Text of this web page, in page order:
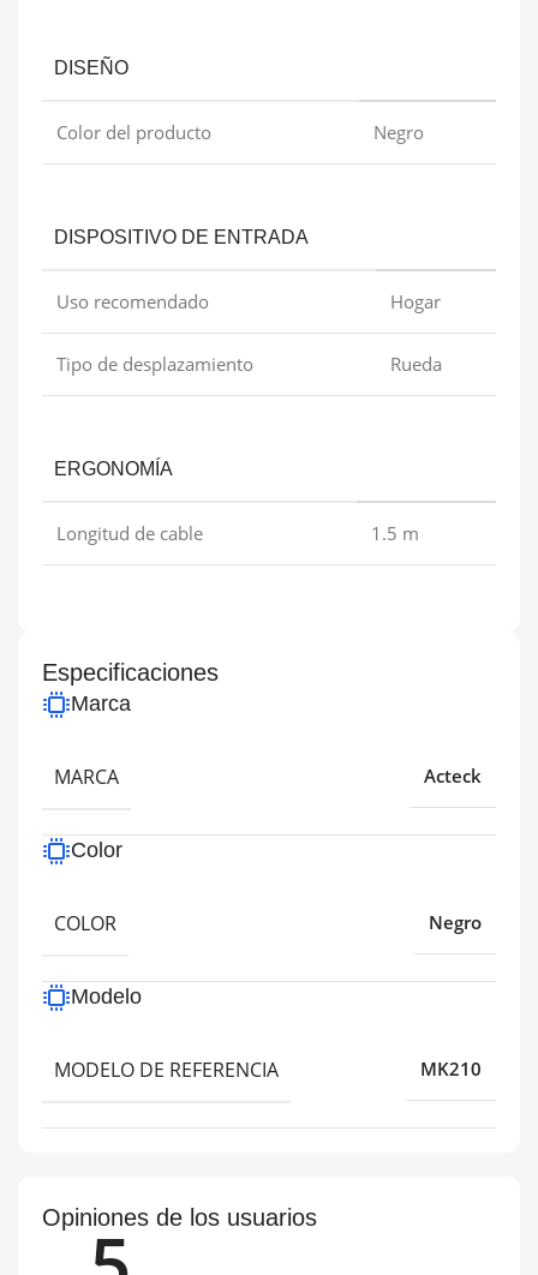
DISEÑO
Color del producto Negro
DISPOSITIVO DE ENTRADA
Uso recomendado Hogar
Tipo de desplazamiento Rueda
ERGONOMÍA
Longitud de cable 1.5 m
Especificaciones
Marca
MARCA Acteck
Color
COLOR Negro
Modelo
MODELO DE REFERENCIA MK210
Opiniones de los usuarios